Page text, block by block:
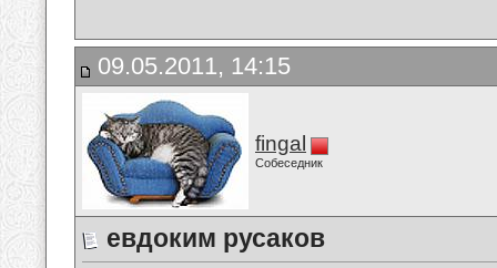
09.05.2011, 14:15
fingal
Собеседник
евдоким русаков